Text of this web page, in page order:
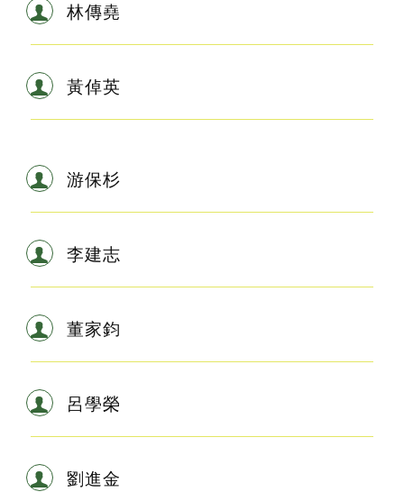
林傳堯
黃倬英
游保杉
李建志
董家鈞
呂學榮
劉進金